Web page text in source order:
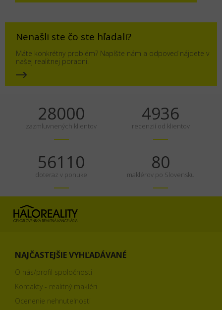
Nenašli ste čo ste hľadali?
Máte konkrétny problém? Napíšte nám a odpoveď nájdete v
našej realitnej poradni.
35000
zazmluvnených klientov
6170
recenzií od klientov
70138
doteraz v ponuke
100
maklérov po Slovensku
NAJČASTEJŠIE VYHĽADÁVANÉ
O nás/profil spoločnosti
Kontakty - realitný makléri
Ocenenie nehnuteľnosti